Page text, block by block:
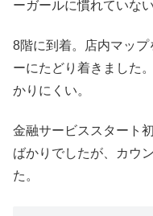
ーガールに慣れていな
8階に到着。店内マッ
ーにたどり着きました
かりにくい。
金融サービススタート
ばかりでしたが、カウ
た。